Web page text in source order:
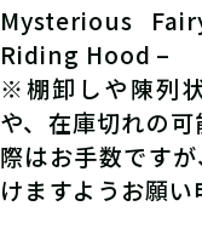
Mysterious
Riding Hood –
※棚卸しや陳列
や、在庫切れの
際はお手数です
けますようお願い